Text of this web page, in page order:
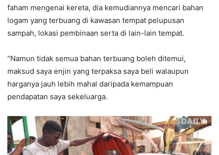
faham mengenai kereta, dia kemudiannya mencari bahan
logam yang terbuang di kawasan tempat pelupusan
sampah, lokasi pembinaan serta di lain-lain tempat.
“Namun tidak semua bahan terbuang boleh ditemui,
maksud saya enjin yang terpaksa saya beli walaupun
harganya jauh lebih mahal daripada kemampuan
pendapatan saya sekeluarga.